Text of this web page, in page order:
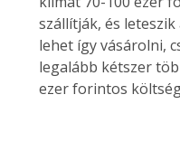
megoldás a nyomtatott
magazinok digitális olvasására
számítógépen, okostelefonon
vagy táblagépen. Kényelmesen
az otthonában, útközben vagy
szállítják, és
lehet így vásárolni,
legalább kétszer
ezer forintos